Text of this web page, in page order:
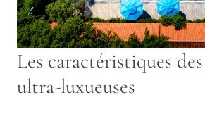
Les caractéristiques
ultra-luxueuses